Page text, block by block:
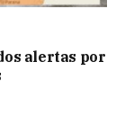
alertas por